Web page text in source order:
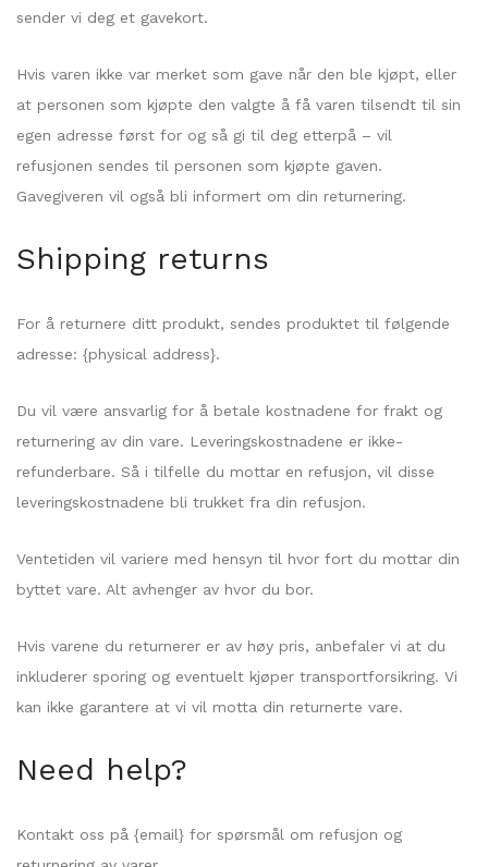
sender vi deg et gavekort.
Hvis varen ikke var merket som gave når den ble kjøpt, eller
at personen som kjøpte den valgte å få varen tilsendt til sin
egen adresse først for og så gi til deg etterpå – vil
refusjonen sendes til personen som kjøpte gaven.
Gavegiveren vil også bli informert om din returnering.
Shipping returns
For å returnere ditt produkt, sendes produktet til følgende
adresse: {physical address}.
Du vil være ansvarlig for å betale kostnadene for frakt og
returnering av din vare. Leveringskostnadene er ikke-
refunderbare. Så i tilfelle du mottar en refusjon, vil disse
leveringskostnadene bli trukket fra din refusjon.
Ventetiden vil variere med hensyn til hvor fort du mottar din
byttet vare. Alt avhenger av hvor du bor.
Hvis varene du returnerer er av høy pris, anbefaler vi at du
inkluderer sporing og eventuelt kjøper transportforsikring. Vi
kan ikke garantere at vi vil motta din returnerte vare.
Need help?
Kontakt oss på {email} for spørsmål om refusjon og